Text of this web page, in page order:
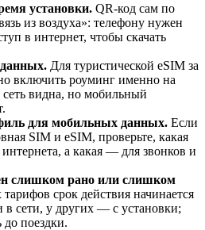
установки. QR-код сам по
из воздуха»: телефону нужен
в интернет, чтобы скачать
Для туристической eSIM за
включить роуминг именно на
видна, но мобильный
для мобильных данных. Если
SIM и eSIM, проверьте, какая
а какая — для звонков и
слишком рано или слишком
срок действия начинается
в сети, у других — с установки;
до поездки.